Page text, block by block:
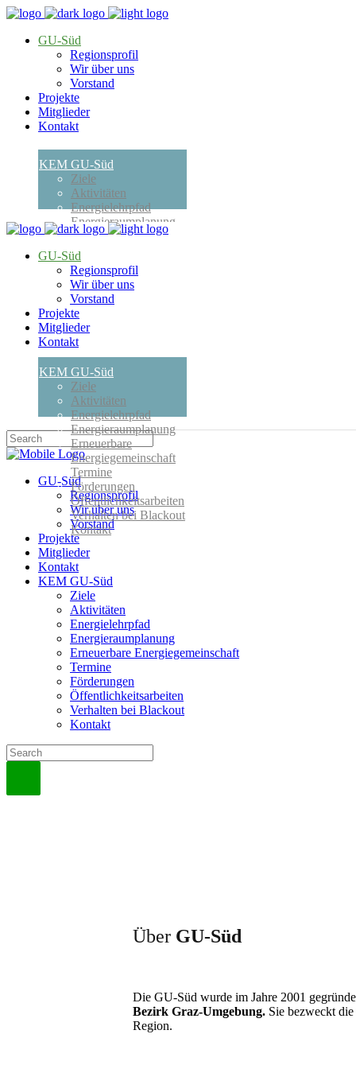
GU-Süd
Regionsprofil
Wir über uns
Vorstand
Projekte
Mitglieder
Kontakt
KEM GU-Süd
Ziele
Aktivitäten
Energielehrpfad
Energieraumplanung
Erneuerbare
Energiegemeinschaft
Termine
Förderungen
Öffentlichkeitsarbeiten
Verhalten bei Blackout
Kontakt
GU-Süd
Regionsprofil
Wir über uns
Vorstand
Projekte
Mitglieder
Kontakt
KEM GU-Süd
Ziele
Aktivitäten
Energielehrpfad
Energieraumplanung
Erneuerbare
Energiegemeinschaft
Termine
Förderungen
Öffentlichkeitsarbeiten
Verhalten bei Blackout
Kontakt
GU-Süd
Regionsprofil
Wir über uns
Vorstand
Projekte
Mitglieder
Kontakt
KEM GU-Süd
Ziele
Aktivitäten
Energielehrpfad
Energieraumplanung
Erneuerbare Energiegemeinschaft
Termine
Förderungen
Öffentlichkeitsarbeiten
Verhalten bei Blackout
Kontakt
Über GU-Süd
Die GU-Süd wurde im Jahre 2001
Bezirk Graz-Umgebung. Sie bezweckt
Region.